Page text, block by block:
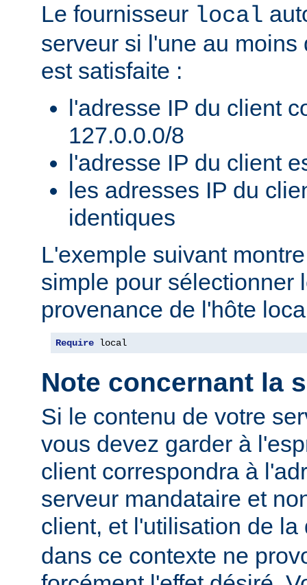
Le fournisseur local
serveur si l'une au
est satisfaite :
l'adresse IP du client
127.0.0.0/8
l'adresse IP du client
les adresses IP du
identiques
L'exemple suivant
simple pour sélectionner
provenance de l'hôte
Require local
Note concernant la
Si le contenu de votre
vous devez garder à
client correspondra à
serveur mandataire et
client, et l'utilisation de
dans ce contexte ne